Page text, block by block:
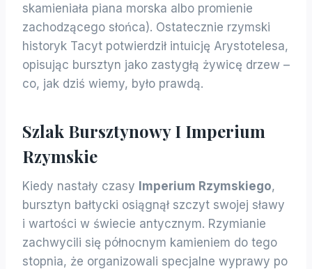
skamieniała piana morska albo promienie
zachodzącego słońca). Ostatecznie rzymski
historyk Tacyt potwierdził intuicję Arystotelesa,
opisując bursztyn jako zastygłą żywicę drzew –
co, jak dziś wiemy, było prawdą.
Szlak Bursztynowy I Imperium
Rzymskie
Kiedy nastały czasy Imperium Rzymskiego,
bursztyn bałtycki osiągnął szczyt swojej sławy
i wartości w świecie antycznym. Rzymianie
zachwycili się północnym kamieniem do tego
stopnia, że organizowali specjalne wyprawy po